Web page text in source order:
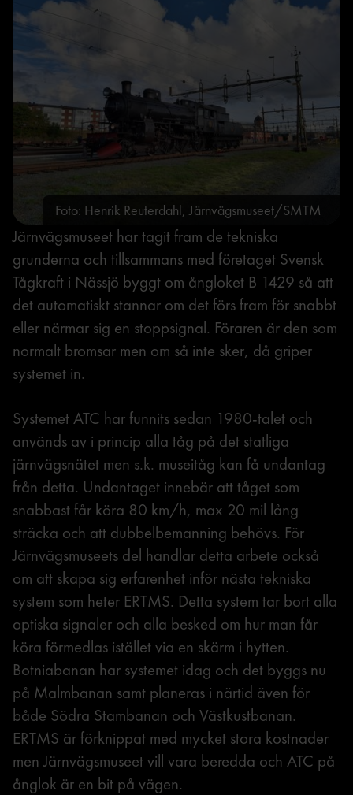
Foto: Henrik Reuterdahl, Järnvägsmuseet/SMTM
Järnvägsmuseet har tagit fram de tekniska
grunderna och tillsammans med företaget Svensk
Tågkraft i Nässjö byggt om ångloket B 1429 så att
det automatiskt stannar om det förs fram för snabbt
eller närmar sig en stoppsignal. Föraren är den som
normalt bromsar men om så inte sker, då griper
systemet in.
Systemet ATC har funnits sedan 1980-talet och
används av i princip alla tåg på det statliga
järnvägsnätet men s.k. museitåg kan få undantag
från detta. Undantaget innebär att tåget som
snabbast får köra 80 km/h, max 20 mil lång
sträcka och att dubbelbemanning behövs. För
Järnvägsmuseets del handlar detta arbete också
om att skapa sig erfarenhet inför nästa tekniska
system som heter ERTMS. Detta system tar bort alla
optiska signaler och alla besked om hur man får
köra förmedlas istället via en skärm i hytten.
Botniabanan har systemet idag och det byggs nu
på Malmbanan samt planeras i närtid även för
både Södra Stambanan och Västkustbanan.
ERTMS är förknippat med mycket stora kostnader
men Järnvägsmuseet vill vara beredda och ATC på
ånglok är en bit på vägen.